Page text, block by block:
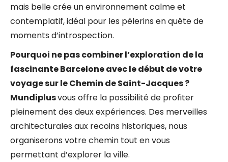
mais belle crée un environnement calme et
contemplatif, idéal pour les pèlerins en quête de
moments d’introspection.
Pourquoi ne pas combiner l’exploration de la
fascinante Barcelone avec le début de votre
voyage sur le Chemin de Saint-Jacques ?
Mundiplusvous offre la possibilité de profiter
pleinement des deux expériences. Des merveilles
architecturales aux recoins historiques, nous
organiserons votre chemin tout en vous
permettant d’explorer la ville.